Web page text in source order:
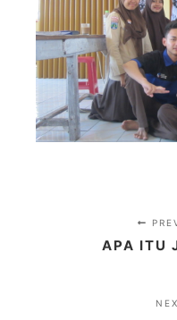
APA ITU